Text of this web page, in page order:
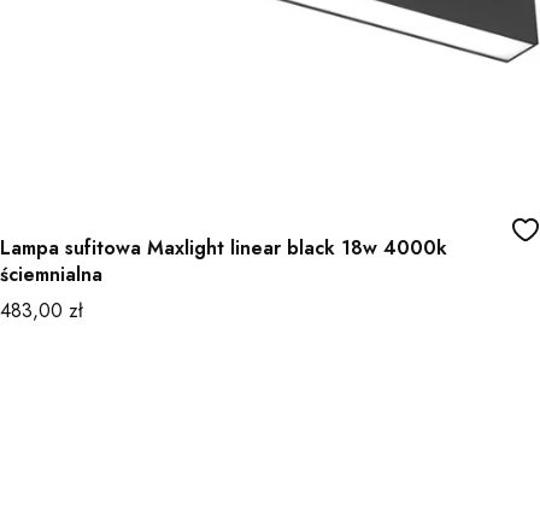
Lampa sufitowa Maxlight linear black 18w 4000k
ściemnialna
Cena
483,00 zł